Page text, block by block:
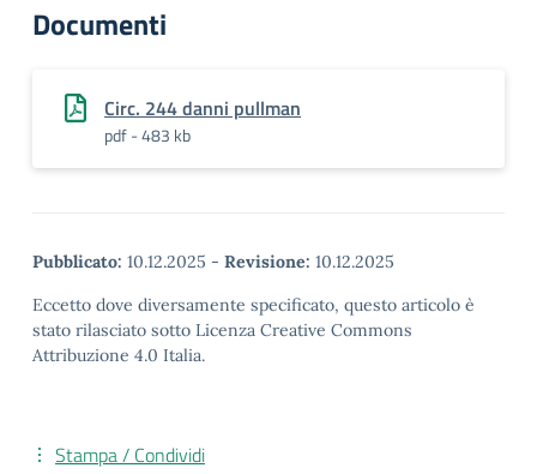
Documenti
Circ. 244 danni pullman
pdf - 483 kb
Pubblicato: 10.12.2025 - Revisione: 10.12.2025
Eccetto dove diversamente specificato, questo articolo è
stato rilasciato sotto Licenza Creative Commons
Attribuzione 4.0 Italia.
Stampa / Condividi